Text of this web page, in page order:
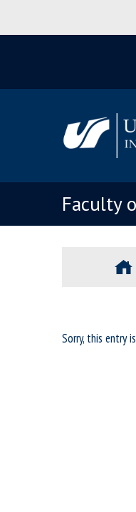
Faculty
Sorry, this entry